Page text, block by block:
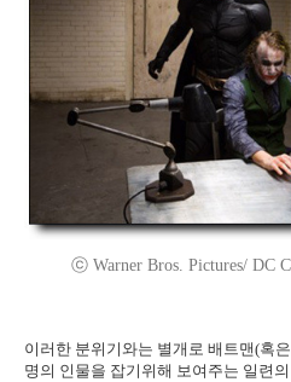
ⓒ Warner Bros. Pictures/ DC
이러한 분위기와는 별개로 배트맨(혹
명의 인물을 잡기위해 보여주는 일련